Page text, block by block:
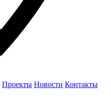
Проекты Новости Контакты